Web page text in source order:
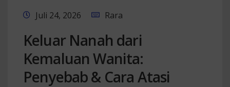
Juli 24, 2026 Rara
Keluar Nanah dari
Kemaluan Wanita:
Penyebab & Cara Atasi